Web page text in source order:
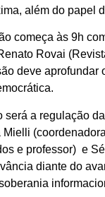
além do papel
começa às 9h
Rovai
deve
será a regulação
Mielli
e professor) e
diante do